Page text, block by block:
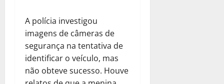
A polícia investigou
imagens de câmeras de
segurança na tentativa de
identificar o veículo, mas
não obteve sucesso. Houve